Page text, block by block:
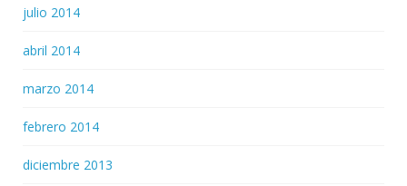
julio 2014
abril 2014
marzo 2014
febrero 2014
diciembre 2013